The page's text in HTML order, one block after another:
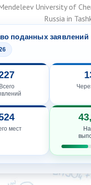
University of
Russia in
поданных заявлений
Всего
мест